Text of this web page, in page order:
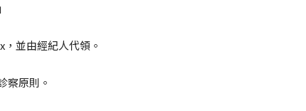
並由經紀人代領。
察原則。